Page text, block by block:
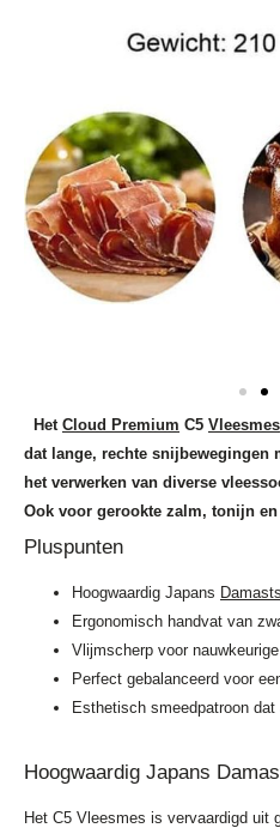
Het Cloud Premium C5 Vleesmes
dat lange, rechte snijbewegingen
het verwerken van diverse
Ook voor gerookte zalm, tonijn
Pluspunten
Hoogwaardig Japans
Ergonomisch handvat van
Vlijmscherp voor
Perfect gebalanceerd voor
Esthetisch smeedpatroon
Hoogwaardig Japans
Het C5 Vleesmes is vervaardigd uit